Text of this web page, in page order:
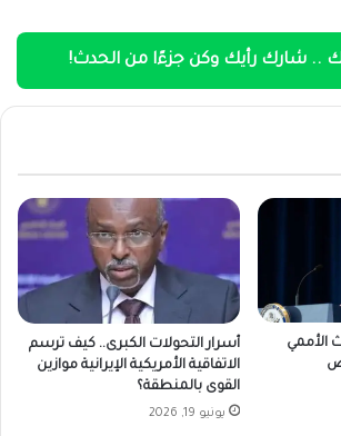
.. شارك رأيك وكن جزءًا من الحدث!
الأممي
أسرار التحولات الكبرى.. كيف ترسم
الاتفاقية الأمريكية الإيرانية موازين
القوى بالمنطقة؟
يونيو 19, 2026